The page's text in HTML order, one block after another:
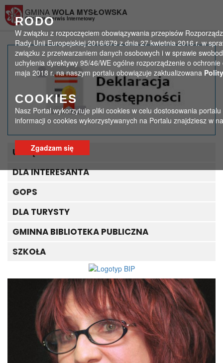
RODO
W związku z rozpoczęciem obowiązywania przepisów
Rady Unii Europejskiej 2016/679 z dnia 27 kwietnia 2016 r. w
związku z przetwarzaniem danych osobowych i w sprawie
uchylenia dyrektywy 95/46/WE ogólne rozporządzenie o
maja 2018 r. na naszym portalu obowiązuje zaktualizowana
COOKIES
Nasz Portal wykorzytuje pliki cookies w celu dostosowania
informacji o cookies wykorzystywanych na Portalu znajdziesz w
Zgadzam się
GMINA WOLA MYSŁOWSKA
Oficjalny Serwis Internetowy
Spotkanie z pisarką
Barbarą Kosmowską
Strona główna > Spotkania autorskie >
Spotkanie z pisarką Barbarą Kosmowską
URZĄD GMINY
DLA INTERESANTA
GOPS
DLA TURYSTY
GMINNA BIBLIOTEKA PUBLICZNA
SZKOŁA